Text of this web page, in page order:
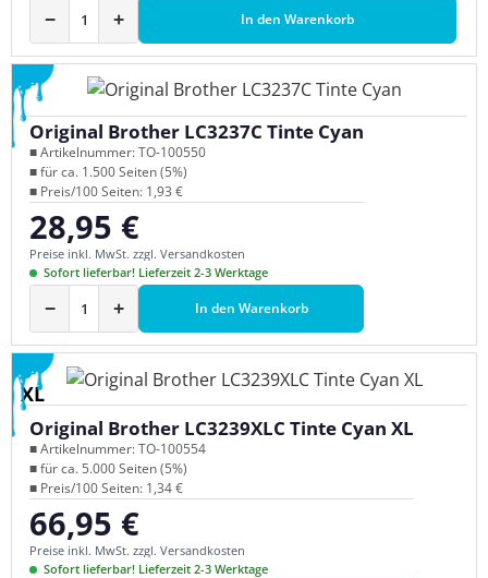
− + In den Warenkorb
Original Brother LC3237C Tinte Cyan
■ Artikelnummer: TO-100550
■ für ca. 1.500 Seiten (5%)
■ Preis/100 Seiten: 1,93 €
Regulärer Preis:
28,95 €
Preise inkl. MwSt. zzgl. Versandkosten
Sofort lieferbar! Lieferzeit 2-3 Werktage
− + In den Warenkorb
XL
Original Brother LC3239XLC Tinte Cyan XL
■ Artikelnummer: TO-100554
■ für ca. 5.000 Seiten (5%)
■ Preis/100 Seiten: 1,34 €
Regulärer Preis:
66,95 €
Preise inkl. MwSt. zzgl. Versandkosten
Sofort lieferbar! Lieferzeit 2-3 Werktage